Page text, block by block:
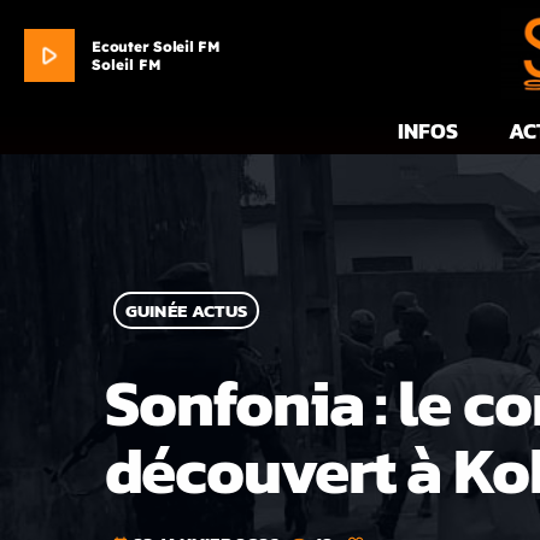
play_arrow
Ecouter Soleil FM
Soleil FM
INFOS
GUINÉE ACTUS
Sonfonia : le
découvert à